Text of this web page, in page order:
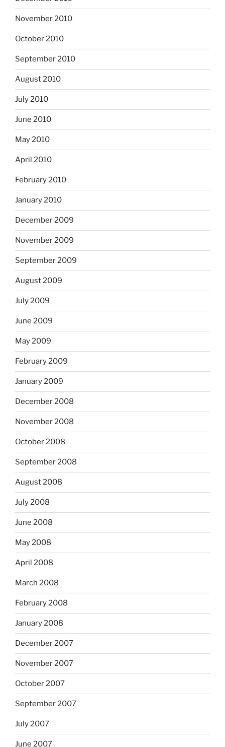
November 2010
October 2010
September 2010
August 2010
July 2010
June 2010
May 2010
April 2010
February 2010
January 2010
December 2009
November 2009
September 2009
August 2009
July 2009
June 2009
May 2009
February 2009
January 2009
December 2008
November 2008
October 2008
September 2008
August 2008
July 2008
June 2008
May 2008
April 2008
March 2008
February 2008
January 2008
December 2007
November 2007
October 2007
September 2007
July 2007
June 2007